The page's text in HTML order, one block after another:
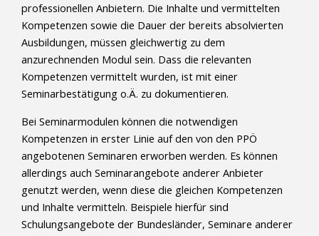
professionellen Anbietern. Die Inhalte und vermittelten
Kompetenzen sowie die Dauer der bereits absolvierten
Ausbildungen, müssen gleichwertig zu dem
anzurechnenden Modul sein. Dass die relevanten
Kompetenzen vermittelt wurden, ist mit einer
Seminarbestätigung o.Ä. zu dokumentieren.
Bei Seminarmodulen können die notwendigen
Kompetenzen in erster Linie auf den von den PPÖ
angebotenen Seminaren erworben werden. Es können
allerdings auch Seminarangebote anderer Anbieter
genutzt werden, wenn diese die gleichen Kompetenzen
und Inhalte vermitteln. Beispiele hierfür sind
Schulungsangebote der Bundesländer, Seminare anderer